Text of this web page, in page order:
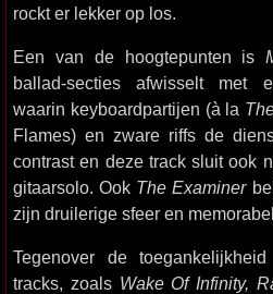
rockt er lekker op los.
Een van de hoogtepunten is
ballad-secties afwisselt met
waarin keyboardpartijen (à la
Flames) en zware riffs de
contrast en deze track sluit ook
gitaarsolo. Ook The Examiner
zijn druilerige sfeer en
Tegenover de
tracks, zoals Wake Of Infinity,